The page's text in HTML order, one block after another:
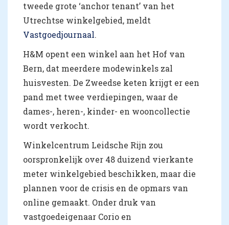
tweede grote ‘anchor tenant’ van het
Utrechtse winkelgebied, meldt
Vastgoedjournaal.
H&M opent een winkel aan het Hof van
Bern, dat meerdere modewinkels zal
huisvesten. De Zweedse keten krijgt er een
pand met twee verdiepingen, waar de
dames-, heren-, kinder- en wooncollectie
wordt verkocht.
Winkelcentrum Leidsche Rijn zou
oorspronkelijk over 48 duizend vierkante
meter winkelgebied beschikken, maar die
plannen voor de crisis en de opmars van
online gemaakt. Onder druk van
vastgoedeigenaar Corio en